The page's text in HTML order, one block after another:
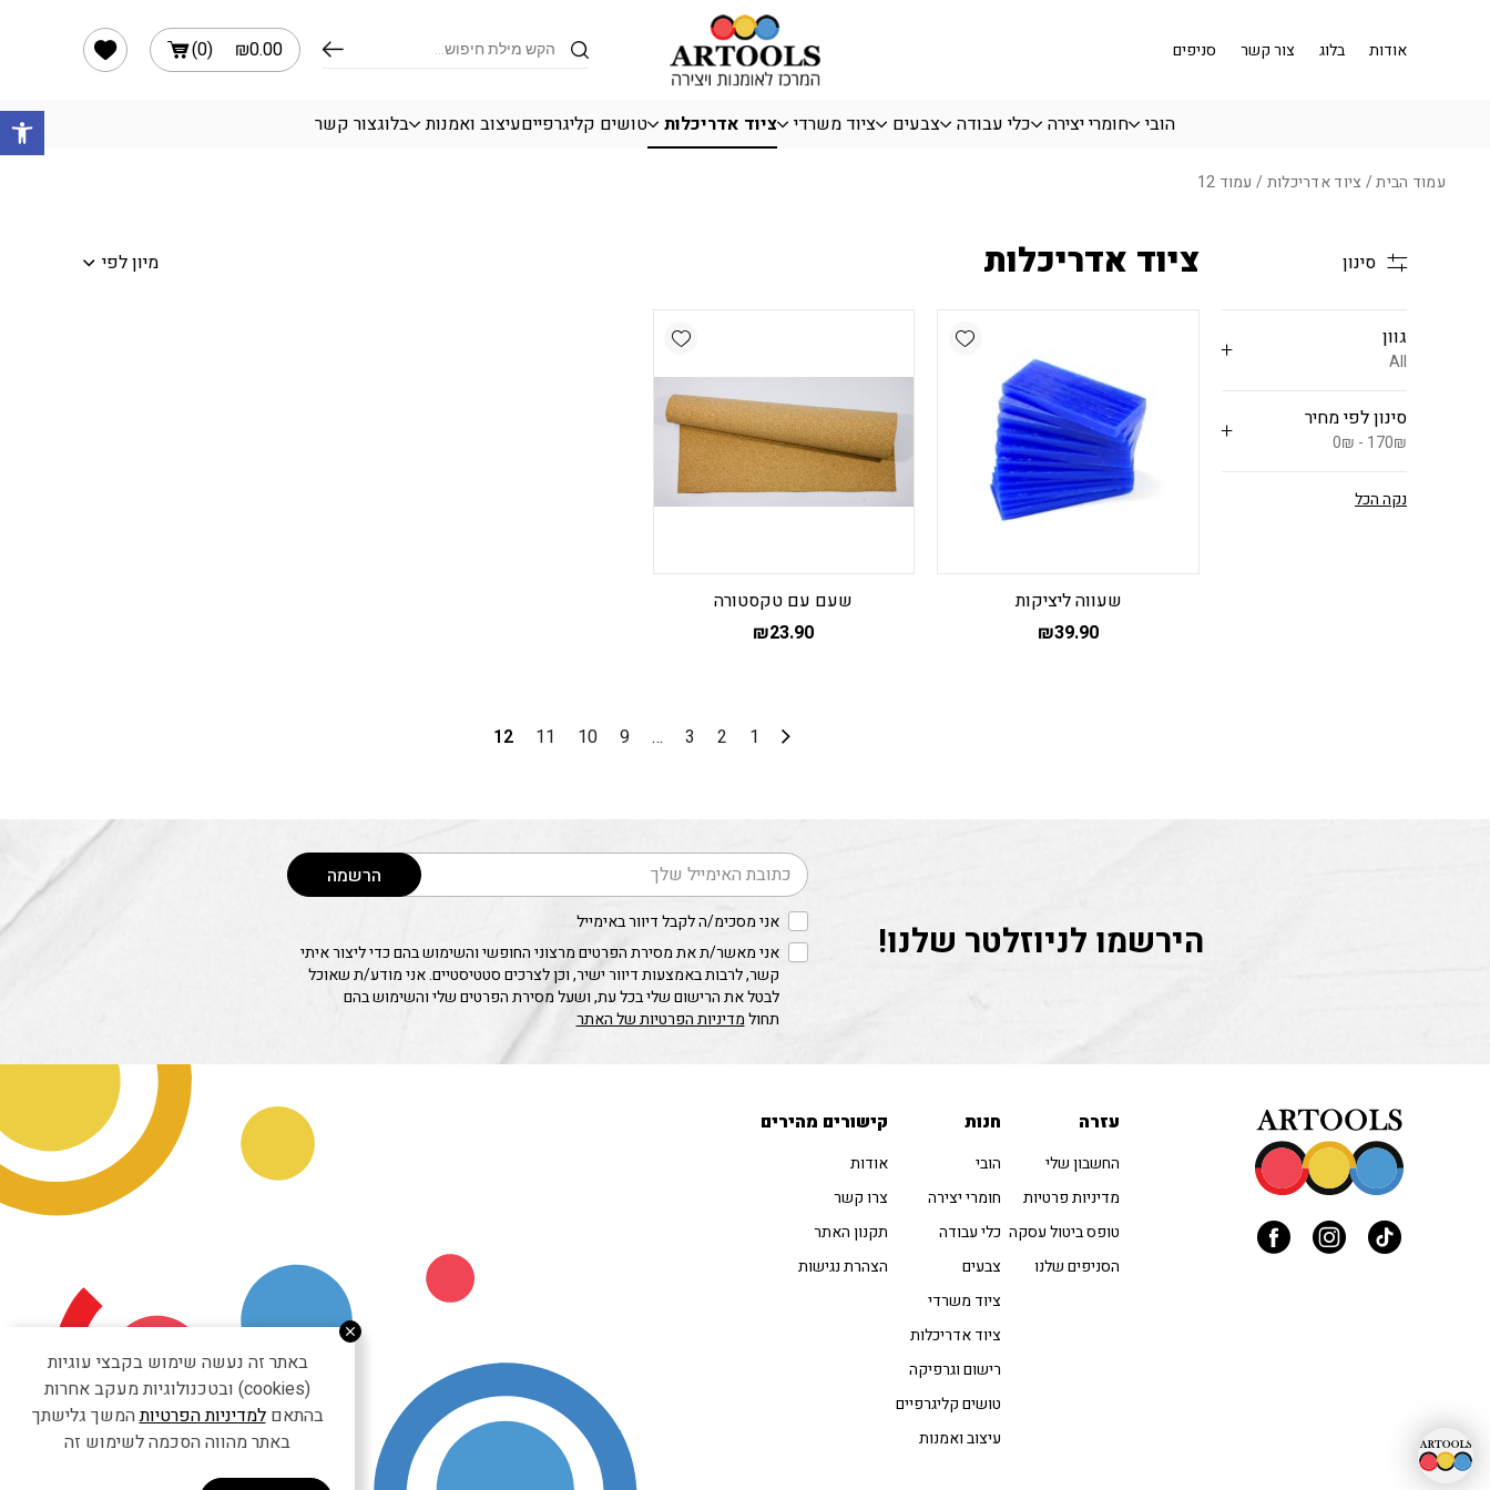
Products
search
₪0.00
(
0
)
אודות
בלוג צור קשר סניפים
הובי חומרי יצירה כלי עבודה צבעים ציוד משרדי ציוד אדריכלות טושים קליגרפייםעיצוב ואמנות בלוגצור קשר
עמוד הבית/ ציוד אדריכלות/ עמוד 12
ציוד אדריכלות מיון לפי סינון
גוון
All
סינון לפי מחיר
0₪ - 170₪
נקה הכל
Add wishlist
שעווה ליציקות
₪39.90
Add wishlist
שעם עם טקסטורה
₪23.90
סוגים.
המוצר
1
2
3
…
9
10
11
12
הירשמו לניוזלטר שלנו!
דוא׳׳ל הרשמה
אני מסכימ/ה לקבל דיוור באימייל
אני מאשר/ת את מסירת הפרטים מרצוני החופשי והשימוש בהם כדי ליצור איתי
קשר, לרבות באמצעות דיוור ישיר, וכן לצרכים סטטיסטיים. אני מודע/ת שאוכל
לבטל את הרישום שלי בכל עת, ושעל מסירת הפרטים שלי והשימוש בהם
תחולמדיניות הפרטיות של האתר
עזרה
החשבון שלי
מדיניות פרטיות
טופס ביטול עסקה
הסניפים שלנו
חנות
הובי
חומרי יצירה
כלי עבודה
צבעים
ציוד משרדי
ציוד אדריכלות
רישום וגרפיקה
טושים קליגרפיים
עיצוב ואמנות
קישורים מהירים
אודות
צרו קשר
תקנון האתר
הצהרת נגישות
באתר זה נעשה שימוש בקבצי עוגיות
(cookies) ובטכנולוגיות מעקב אחרות
בהתאםלמדיניות הפרטיותהמשך גלישתך
באתר מהווה הסכמה לשימוש זה